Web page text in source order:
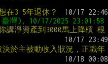
在3-5年退休？
講淨資產到3000馬上降槓 根
於主被動收入狀況，正職年